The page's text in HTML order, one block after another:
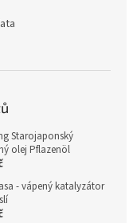
Starojaponský
olej Pflazenöl
- vápený katalyzátor